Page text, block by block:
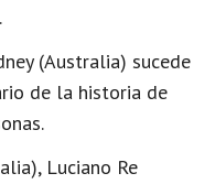
(Australia) sucede
de la historia de
Luciano Re